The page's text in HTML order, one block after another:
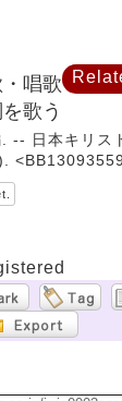
唱歌 : あ
歌う
-- 日本キリス